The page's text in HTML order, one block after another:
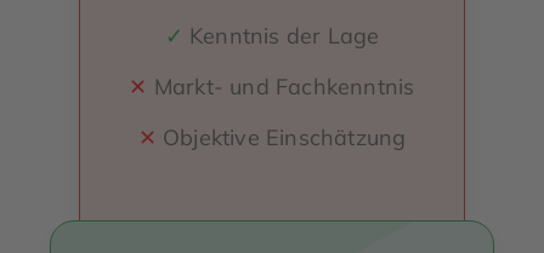
✓ Kenntnis der Lage
✕ Markt- und Fachkenntnis
✕ Objektive Einschätzung